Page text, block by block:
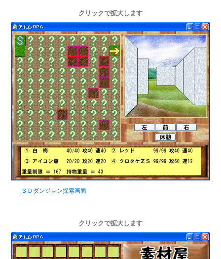
クリックで拡大します
３Ｄダンジョン探索画面
クリックで拡大します